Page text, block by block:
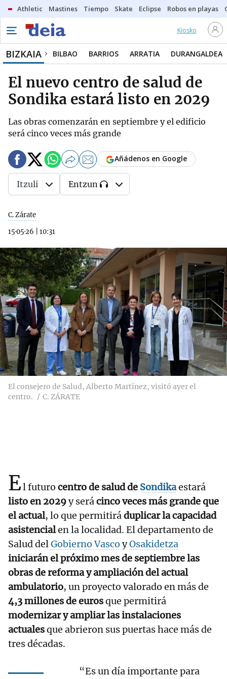
Athletic Mastines Tiempo Skate Eclipse Robos en playas
Kiosko
BIZKAIA BILBAO BARRIOS ARRATIA DURANGALDEA
El nuevo centro de salud de
Sondika estará listo en 2029
Las obras comenzarán en septiembre y el edificio
será cinco veces más grande
C. Zárate
15·05·26
10:31
Añádenos en Google
Itzuli Entzun
El consejero de Salud, Alberto Martínez, visitó ayer el
centro.
C. ZÁRATE
El futuro centro de salud de Sondikaestará
listo en 2029y serácinco veces más grande que
el actual, lo que permitiráduplicar la capacidad
asistencialen la localidad. El departamento de
Salud delGobierno Vasco yOsakidetza
iniciarán el próximo mes de septiembre las
obras de reforma y ampliación del actual
ambulatorio, un proyecto valorado en más de
4,3 millones de eurosque permitirá
modernizar y ampliar las instalaciones
actualesque abrieron sus puertas hace más de
tres décadas.
“Es un día importante para